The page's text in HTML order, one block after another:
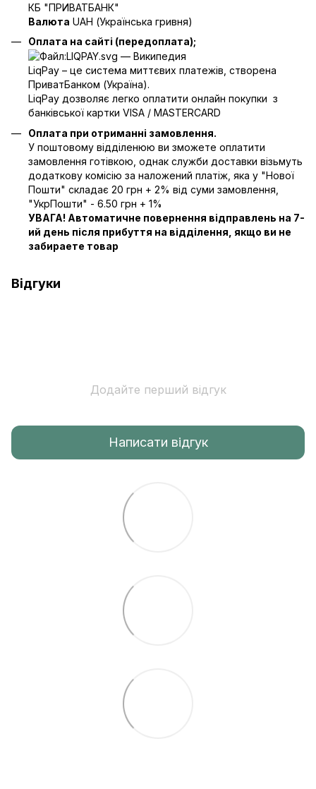
КБ "ПРИВАТБАНК"
Валюта UAH (Українська гривня)
Оплата на сайті (передоплата);
LiqPay – це система миттєвих платежів, створена
ПриватБанком (Україна).
LiqPay дозволяє легко оплатити онлайн покупки з
банківської картки VISA / MASTERCARD
Оплата при отриманні замовлення.
У поштовому відділенюю ви зможете оплатити
замовлення готівкою, однак служби доставки візьмуть
додаткову комісію за наложений платіж, яка у "Нової
Пошти" складає 20 грн + 2% від суми замовлення,
"УкрПошти" - 6.50 грн + 1%
УВАГА! Автоматичне повернення відправлень на 7-
ий день після прибуття на відділення, якщо ви не
забираете товар
Відгуки
Додайте перший відгук
Написати відгук